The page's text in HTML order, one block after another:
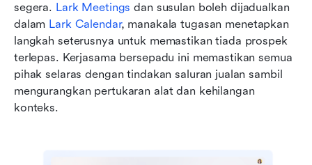
segera. Lark Meetings dan susulan boleh dijadualkan
dalam Lark Calendar, manakala tugasan menetapkan
langkah seterusnya untuk memastikan tiada prospek
terlepas. Kerjasama bersepadu ini memastikan semua
pihak selaras dengan tindakan saluran jualan sambil
mengurangkan pertukaran alat dan kehilangan
konteks.